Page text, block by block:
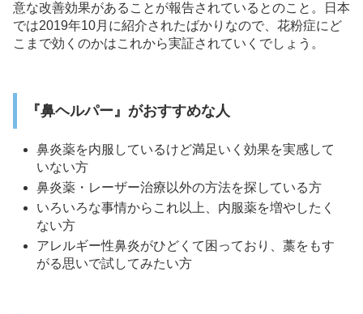
意な改善効果があることが報告されているとのこと。日本
では2019年10月に紹介されたばかりなので、花粉症にど
こまで効くのかはこれから実証されていくでしょう。
『鼻ヘルパー』がおすすめな人
鼻炎薬を内服しているけど満足いく効果を実感して
いない方
鼻炎薬・レーザー治療以外の方法を探している方
いろいろな事情からこれ以上、内服薬を増やしたく
ない方
アレルギー性鼻炎がひどくて困っており、藁をもす
がる思いで試してみたい方